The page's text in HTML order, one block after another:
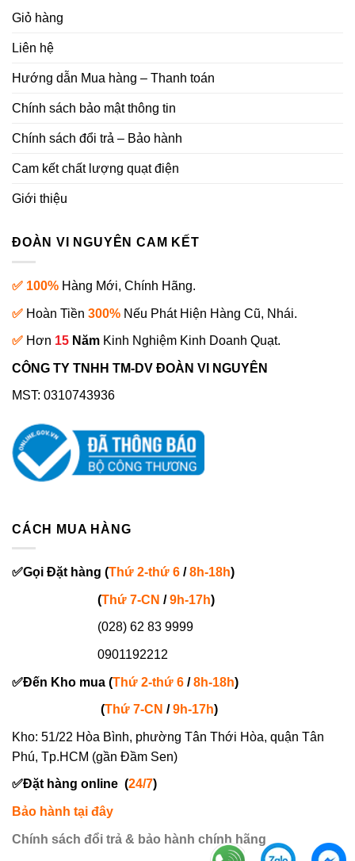
Giỏ hàng
Liên hệ
Hướng dẫn Mua hàng – Thanh toán
Chính sách bảo mật thông tin
Chính sách đổi trả – Bảo hành
Cam kết chất lượng quạt điện
Giới thiệu
ĐOÀN VI NGUYÊN CAM KẾT
✅ 100% Hàng Mới, Chính Hãng.
✅ Hoàn Tiền 300% Nếu Phát Hiện Hàng Cũ, Nhái.
✅ Hơn 15 Năm Kinh Nghiệm Kinh Doanh Quạt.
CÔNG TY TNHH TM-DV ĐOÀN VI NGUYÊN
MST: 0310743936
CÁCH MUA HÀNG
✅Gọi Đặt hàng (Thứ 2-thứ 6 /8h-18h)
(Thứ 7-CN /9h-17h)
(028) 62 83 9999
0901192212
✅Đến Kho mua (Thứ 2-thứ 6 /8h-18h)
(Thứ 7-CN /9h-17h)
Kho: 51/22 Hòa Bình, phường Tân Thới Hòa, quận Tân
Phú, Tp.HCM (gần Đầm Sen)
✅Đặt hàng online (24/7)
Bảo hành tại đây
Chính sách đổi trả & bảo hành chính hãng